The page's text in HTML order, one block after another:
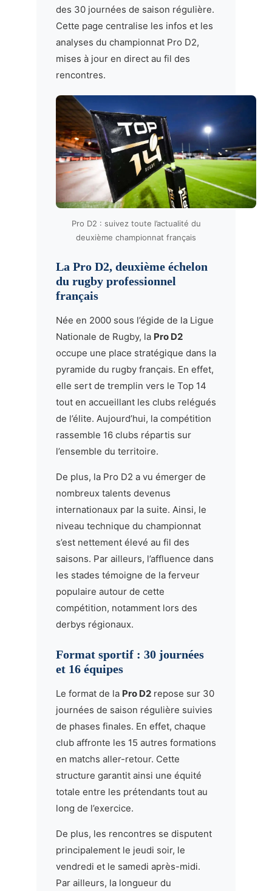
des 30 journées de saison régulière.
Cette page centralise les infos et les
analyses du championnat Pro D2,
mises à jour en direct au fil des
rencontres.
Pro D2 : suivez toute l’actualité du
deuxième championnat français
La Pro D2, deuxième échelon
du rugby professionnel
français
Née en 2000 sous l’égide de la Ligue
Nationale de Rugby, la Pro D2
occupe une place stratégique dans la
pyramide du rugby français. En effet,
elle sert de tremplin vers le Top 14
tout en accueillant les clubs relégués
de l’élite. Aujourd’hui, la compétition
rassemble 16 clubs répartis sur
l’ensemble du territoire.
De plus, la Pro D2 a vu émerger de
nombreux talents devenus
internationaux par la suite. Ainsi, le
niveau technique du championnat
s’est nettement élevé au fil des
saisons. Par ailleurs, l’affluence dans
les stades témoigne de la ferveur
populaire autour de cette
compétition, notamment lors des
derbys régionaux.
Format sportif : 30 journées
et 16 équipes
Le format de la Pro D2repose sur 30
journées de saison régulière suivies
de phases finales. En effet, chaque
club affronte les 15 autres formations
en matchs aller-retour. Cette
structure garantit ainsi une équité
totale entre les prétendants tout au
long de l’exercice.
De plus, les rencontres se disputent
principalement le jeudi soir, le
vendredi et le samedi après-midi.
Par ailleurs, la longueur du